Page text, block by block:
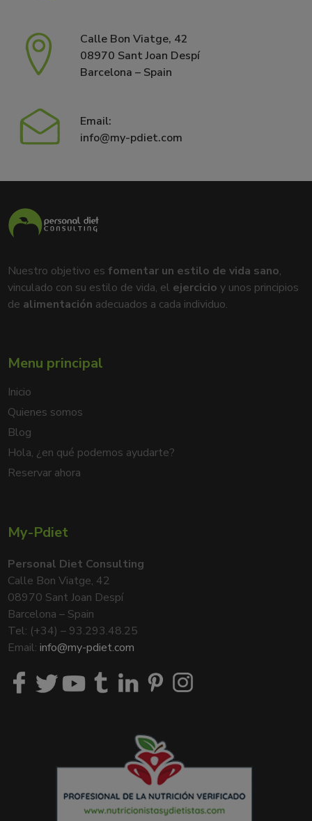
Calle Bon Viatge, 42
08970 Sant Joan Despí
Barcelona – Spain
Email:
info@my-pdiet.com
Nuestro objetivo esfomentar un estilo de vida sano,
vinculado con su estilo de vida, el ejercicio y unos principios
de alimentación adecuados a cada individuo.
Menu principal
Inicio
Quienes somos
Blog
Hola, ¿en qué podemos ayudarte?
Reservar ahora
My-Pdiet
Personal Diet Consulting
Calle Bon Viatge, 42
08970 Sant Joan Despí
Barcelona – Spain
Tel: (+34) – 93.293.48.25
Email:info@my-pdiet.com